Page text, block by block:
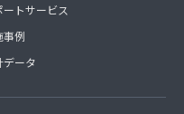
ートサービス
事例
データ